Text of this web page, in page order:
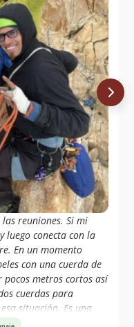
reuniones. Si mi
luego conecta con la
En un momento
con una cuerda de
metros cortos así
cuerdas para
situación. Es una
menospreciar, ya que